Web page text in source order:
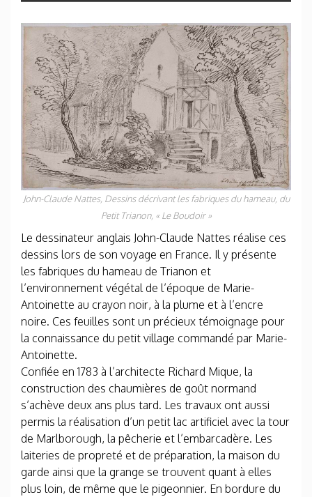
John-Claude Nattes, Dessins décrivant les fabriques du hameau, du
Petit Trianon, « Le Boudoir »
Le dessinateur anglais John-Claude Nattes réalise ces
dessins lors de son voyage en France. Il y présente
les fabriques du hameau de Trianon et
l’environnement végétal de l’époque de Marie-
Antoinette au crayon noir, à la plume et à l’encre
noire. Ces feuilles sont un précieux témoignage pour
la connaissance du petit village commandé par Marie-
Antoinette.
Confiée en 1783 à l’architecte Richard Mique, la
construction des chaumières de goût normand
s’achève deux ans plus tard. Les travaux ont aussi
permis la réalisation d’un petit lac artificiel avec la tour
de Marlborough, la pêcherie et l’embarcadère. Les
laiteries de propreté et de préparation, la maison du
garde ainsi que la grange se trouvent quant à elles
plus loin, de même que le pigeonnier. En bordure du